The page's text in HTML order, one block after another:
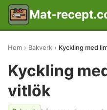
Mat-
Hem Bakverk Kyckling med
Kyckling
vitlök